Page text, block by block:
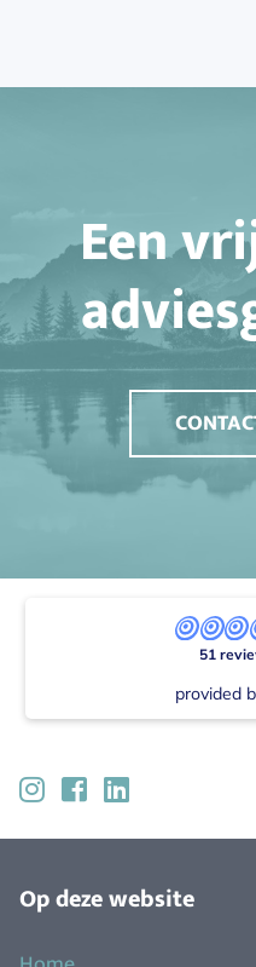
Een
51
provided
Op deze website